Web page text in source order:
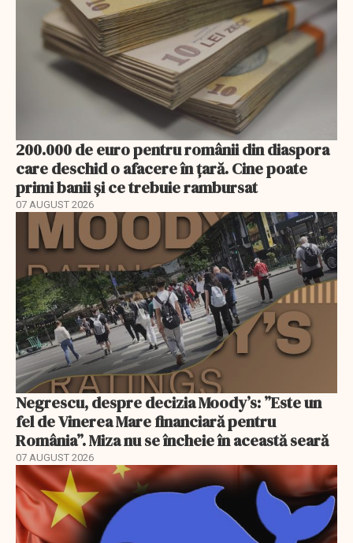
200.000 de euro pentru românii din diaspora
care deschid o afacere în țară. Cine poate
primi banii și ce trebuie rambursat
07 AUGUST 2026
Negrescu, despre decizia Moody’s: ”Este un
fel de Vinerea Mare financiară pentru
România”. Miza nu se încheie în această seară
07 AUGUST 2026